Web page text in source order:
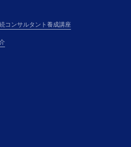
コンサルタント養成講座